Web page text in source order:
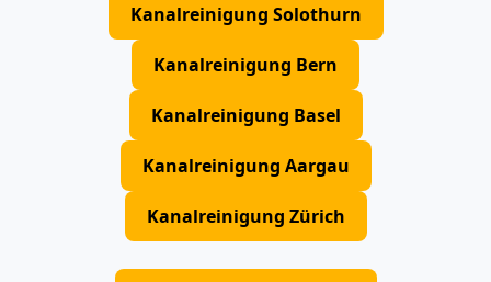
Kanalreinigung Solothurn
Kanalreinigung Bern
Kanalreinigung Basel
Kanalreinigung Aargau
Kanalreinigung Zürich